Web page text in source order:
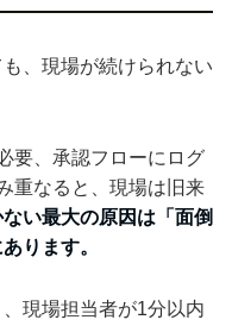
、現場が続けられない
要、承認フローにログ
重なると、現場は旧来
い最大の原因は「面倒
ります。
現場担当者が1分以内